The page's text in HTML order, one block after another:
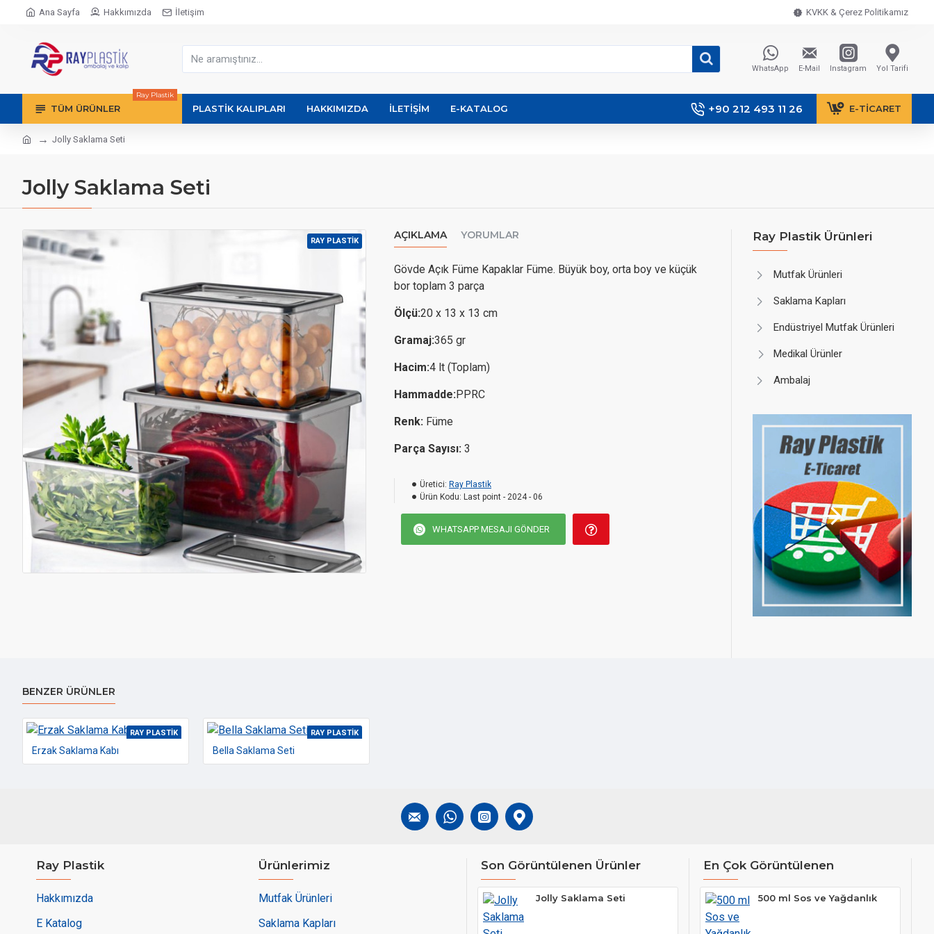
Ana Sayfa Hakkımızda İletişim KVKK & Çerez Politikamız
WhatsApp E-Mail Instagram Yol Tarifi
TÜM ÜRÜNLER
Ray Plastik
PLASTIK KALIPLARI HAKKIMIZDA İLETIŞIM E-KATALOG +90 212 493 11 26 E-TICARET
Jolly Saklama Seti
Jolly Saklama Seti
RAY PLASTIK AÇIKLAMA YORUMLAR
Gövde Açık Füme Kapaklar Füme. Büyük boy, orta boy ve küçük
bor toplam 3 parça
Ölçü:20 x 13 x 13 cm
Gramaj:365 gr
Hacim:4 lt (Toplam)
Hammadde:PPRC
Renk: Füme
Parça Sayısı: 3
Üretici: Ray Plastik
Ürün Kodu: Last point - 2024 - 06
WHATSAPP MESAJI GÖNDER
Ray Plastik Ürünleri
Mutfak Ürünleri
Saklama Kapları
Endüstriyel Mutfak Ürünleri
Medikal Ürünler
Ambalaj
BENZER ÜRÜNLER
RAY PLASTIK
Erzak Saklama Kabı
RAY PLASTIK
Bella Saklama Seti
Ray Plastik
Hakkımızda
E Katalog
Ürünlerimiz
Mutfak Ürünleri
Saklama Kapları
Son Görüntülenen Ürünler
Jolly Saklama Seti
En Çok Görüntülenen
500 ml Sos ve Yağdanlık